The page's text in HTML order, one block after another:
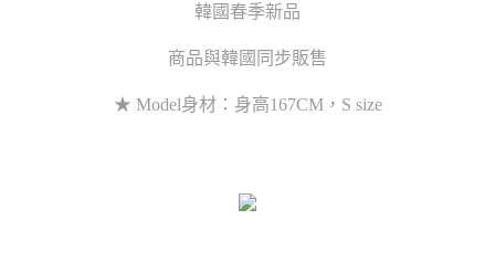
韓國春季新品
商品與韓國同步販售
★ Model身材：身高167CM，S size